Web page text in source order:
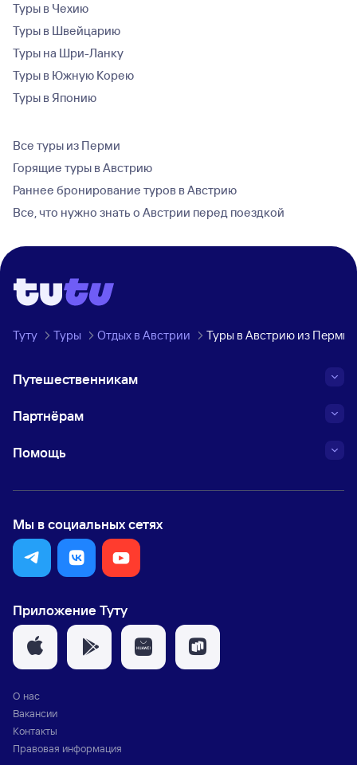
Туры в Чехию
Туры в Швейцарию
Туры на Шри-Ланку
Туры в Южную Корею
Туры в Японию
Все туры из Перми
Горящие туры в Австрию
Раннее бронирование туров в Австрию
Все, что нужно знать о Австрии перед поездкой
Туту Туры Отдых в Австрии Туры в Австрию из Перми
Путешественникам
Партнёрам
Помощь
Мы в социальных сетях
Приложение Туту
О нас
Вакансии
Контакты
Правовая информация